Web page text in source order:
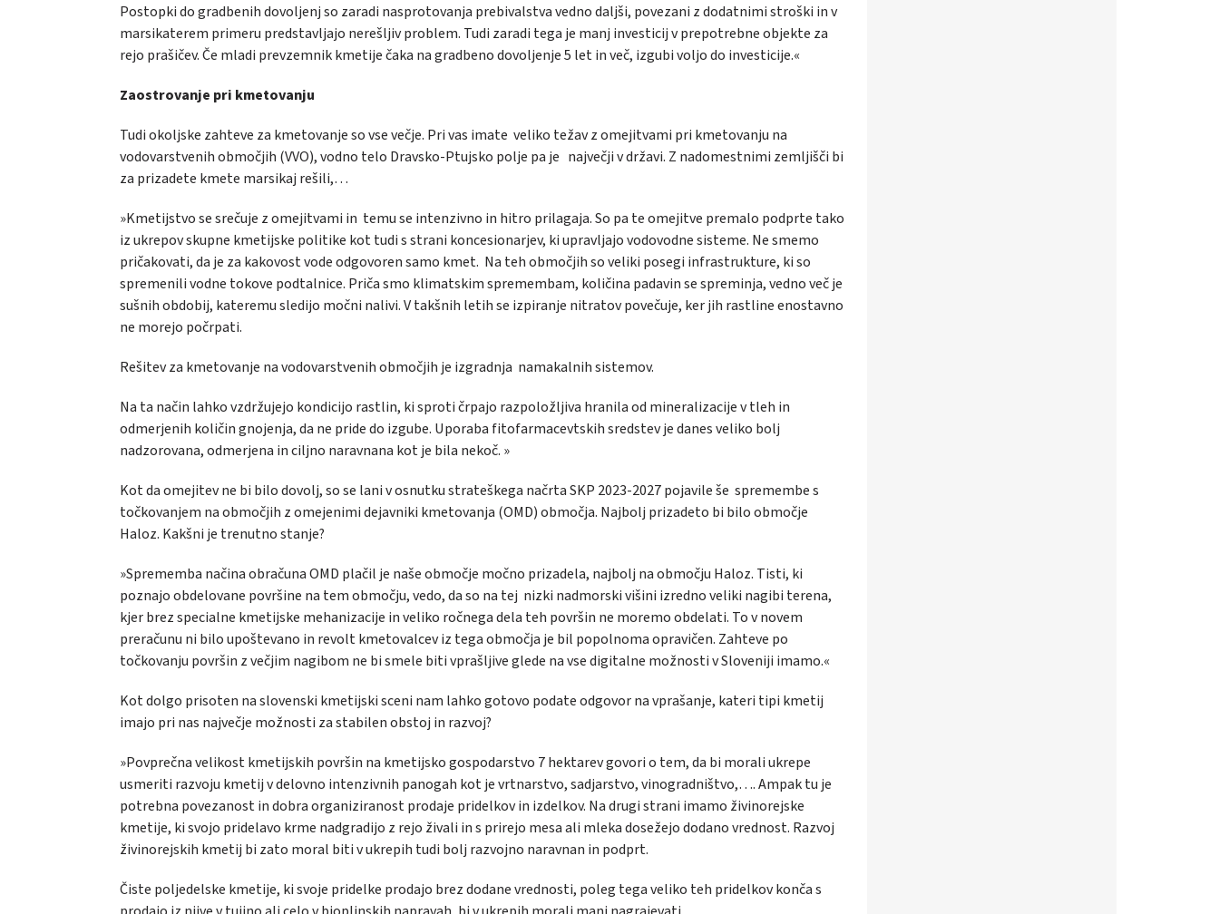
Postopki do gradbenih dovoljenj so zaradi nasprotovanja prebivalstva vedno daljši, povezani z dodatnimi stroški in v
marsikaterem primeru predstavljajo nerešljiv problem. Tudi zaradi tega je manj investicij v prepotrebne objekte za
rejo prašičev. Če mladi prevzemnik kmetije čaka na gradbeno dovoljenje 5 let in več, izgubi voljo do investicije.«
Zaostrovanje pri kmetovanju
Tudi okoljske zahteve za kmetovanje so vse večje. Pri vas imate veliko težav z omejitvami pri kmetovanju na
vodovarstvenih območjih (VVO), vodno telo Dravsko-Ptujsko polje pa je največji v državi. Z nadomestnimi zemljišči bi
za prizadete kmete marsikaj rešili,…
»Kmetijstvo se srečuje z omejitvami in temu se intenzivno in hitro prilagaja. So pa te omejitve premalo podprte tako
iz ukrepov skupne kmetijske politike kot tudi s strani koncesionarjev, ki upravljajo vodovodne sisteme. Ne smemo
pričakovati, da je za kakovost vode odgovoren samo kmet. Na teh območjih so veliki posegi infrastrukture, ki so
spremenili vodne tokove podtalnice. Priča smo klimatskim spremembam, količina padavin se spreminja, vedno več je
sušnih obdobij, kateremu sledijo močni nalivi. V takšnih letih se izpiranje nitratov povečuje, ker jih rastline enostavno
ne morejo počrpati.
Rešitev za kmetovanje na vodovarstvenih območjih je izgradnja namakalnih sistemov.
Na ta način lahko vzdržujejo kondicijo rastlin, ki sproti črpajo razpoložljiva hranila od mineralizacije v tleh in
odmerjenih količin gnojenja, da ne pride do izgube. Uporaba fitofarmacevtskih sredstev je danes veliko bolj
nadzorovana, odmerjena in ciljno naravnana kot je bila nekoč. »
Kot da omejitev ne bi bilo dovolj, so se lani v osnutku strateškega načrta SKP 2023-2027 pojavile še spremembe s
točkovanjem na območjih z omejenimi dejavniki kmetovanja (OMD) območja. Najbolj prizadeto bi bilo območje
Haloz. Kakšni je trenutno stanje?
»Sprememba načina obračuna OMD plačil je naše območje močno prizadela, najbolj na območju Haloz. Tisti, ki
poznajo obdelovane površine na tem območju, vedo, da so na tej nizki nadmorski višini izredno veliki nagibi terena,
kjer brez specialne kmetijske mehanizacije in veliko ročnega dela teh površin ne moremo obdelati. To v novem
preračunu ni bilo upoštevano in revolt kmetovalcev iz tega območja je bil popolnoma opravičen. Zahteve po
točkovanju površin z večjim nagibom ne bi smele biti vprašljive glede na vse digitalne možnosti v Sloveniji imamo.«
Kot dolgo prisoten na slovenski kmetijski sceni nam lahko gotovo podate odgovor na vprašanje, kateri tipi kmetij
imajo pri nas največje možnosti za stabilen obstoj in razvoj?
»Povprečna velikost kmetijskih površin na kmetijsko gospodarstvo 7 hektarev govori o tem, da bi morali ukrepe
usmeriti razvoju kmetij v delovno intenzivnih panogah kot je vrtnarstvo, sadjarstvo, vinogradništvo,…. Ampak tu je
potrebna povezanost in dobra organiziranost prodaje pridelkov in izdelkov. Na drugi strani imamo živinorejske
kmetije, ki svojo pridelavo krme nadgradijo z rejo živali in s prirejo mesa ali mleka dosežejo dodano vrednost. Razvoj
živinorejskih kmetij bi zato moral biti v ukrepih tudi bolj razvojno naravnan in podprt.
Čiste poljedelske kmetije, ki svoje pridelke prodajo brez dodane vrednosti, poleg tega veliko teh pridelkov konča s